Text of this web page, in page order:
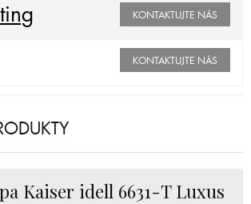
KONTAKTUJTE NÁS
KONTAKTUJTE NÁS
Kaiser idell 6631-T Luxus